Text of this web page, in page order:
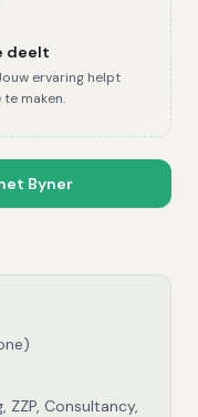
deelt
ervaring helpt
maken.
Byner
ZZP, Consultancy,